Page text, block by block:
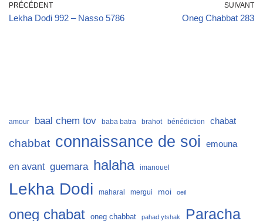
PRÉCÉDENT
Lekha Dodi 992 – Nasso 5786
SUIVANT
Oneg Chabbat 283
amour baal chem tov baba batra brahot bénédiction chabat
chabbat connaissance de soi emouna
en avant guemara halaha imanouel
Lekha Dodi maharal mergui moi oeil
oneg chabat oneg chabbat pahad ytshak Paracha